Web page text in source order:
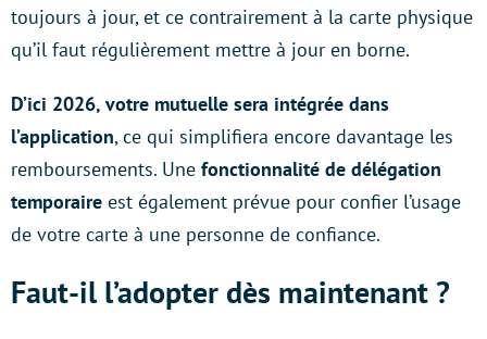
toujours à jour, et ce contrairement à la carte physique
qu’il faut régulièrement mettre à jour en borne.
D’ici 2026, votre mutuelle sera intégrée dans
l’application, ce qui simplifiera encore davantage les
remboursements. Une fonctionnalité de délégation
temporaire est également prévue pour confier l’usage
de votre carte à une personne de confiance.
Faut-il l’adopter dès maintenant ?